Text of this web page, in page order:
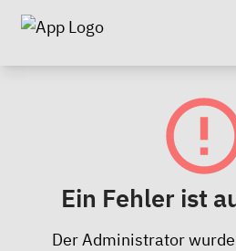
Ein Fehler ist
Der Administrator